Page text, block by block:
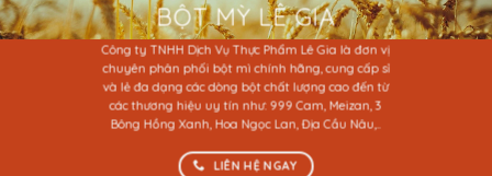
BỘT MỲ LÊ GIA
Công ty TNHH Dịch Vụ Thực Phẩm Lê Gia là đơn vị
chuyên phân phối bột mì chính hãng, cung cấp sỉ
và lẻ đa dạng các dòng bột chất lượng cao đến từ
các thương hiệu uy tín như: 999 Cam, Meizan, 3
Bông Hồng Xanh, Hoa Ngọc Lan, Địa Cầu Nâu,..
LIÊN HỆ NGAY